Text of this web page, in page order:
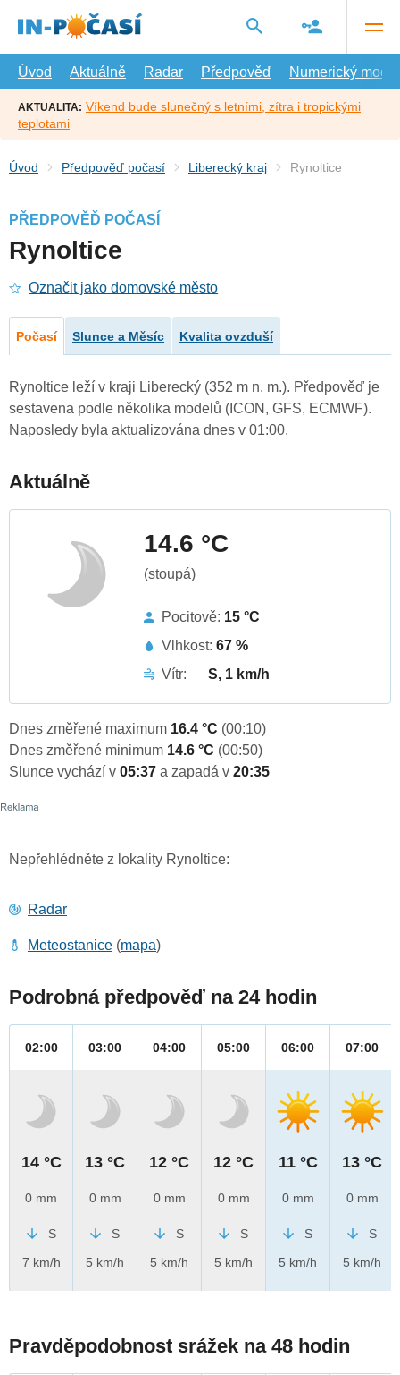
hlavní
Úvod
Aktuálně Radar Předpověď Numerický model
AKTUALITA: Víkend bude slunečný s letními, zítra i tropickými
teplotami
Úvod Předpověď počasí Liberecký kraj Rynoltice
PŘEDPOVĚĎ POČASÍ
Rynoltice
Označit jako domovské město
Počasí Slunce a Měsíc Kvalita ovzduší
Rynoltice leží v kraji Liberecký (352 m n. m.). Předpověď je
sestavena podle několika modelů (ICON, GFS, ECMWF).
Naposledy byla aktualizována dnes v 01:00.
Aktuálně
14.6 °C
(stoupá)
Pocitově: 15 °C
Vlhkost: 67 %
Vítr:
S, 1 km/h
Dnes změřené maximum 16.4 °C (00:10)
Dnes změřené minimum 14.6 °C (00:50)
Slunce vychází v 05:37 a zapadá v 20:35
Nepřehlédněte z lokality Rynoltice:
Radar
Meteostanice (mapa)
Podrobná předpověď na 24 hodin
02:00
14 °C
0 mm
S
7 km/h
03:00
13 °C
0 mm
S
5 km/h
04:00
12 °C
0 mm
S
5 km/h
05:00
12 °C
0 mm
S
5 km/h
06:00
11 °C
0 mm
S
5 km/h
07:00
13 °C
0 mm
S
5 km/h
Pravděpodobnost srážek na 48 hodin